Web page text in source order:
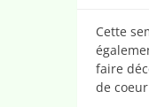
Cette
faire
de